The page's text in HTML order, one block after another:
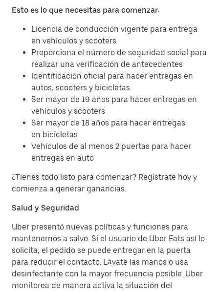
Esto es lo que necesitas para comenzar:
Licencia de conducción vigente para entrega
en vehículos y scooters
Proporciona el número de seguridad social para
realizar una verificación de antecedentes
Identificación oficial para hacer entregas en
autos, scooters y bicicletas
Ser mayor de 19 años para hacer entregas en
vehículos y scooters
Ser mayor de 18 años para hacer entregas
en bicicletas
Vehículos de al menos 2 puertas para hacer
entregas en auto
¿Tienes todo listo para comenzar? Regístrate hoy y
comienza a generar ganancias.
Salud y Seguridad
Uber presentó nuevas políticas y funciones para
mantenernos a salvo. Si el usuario de Uber Eats así lo
solicita, el pedido se puede entregar en la puerta
para reducir el contacto. Lávate las manos o usa
desinfectante con la mayor frecuencia posible. Uber
monitorea de manera activa la situación del